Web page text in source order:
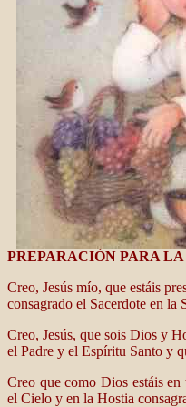
PREPARACIÓN PARA
Creo, Jesús mío, que estáis
consagrado el Sacerdote en la
Creo, Jesús, que sois Dios y
el Padre y el Espíritu Santo y
Creo que como Dios estáis
el Cielo y en la Hostia